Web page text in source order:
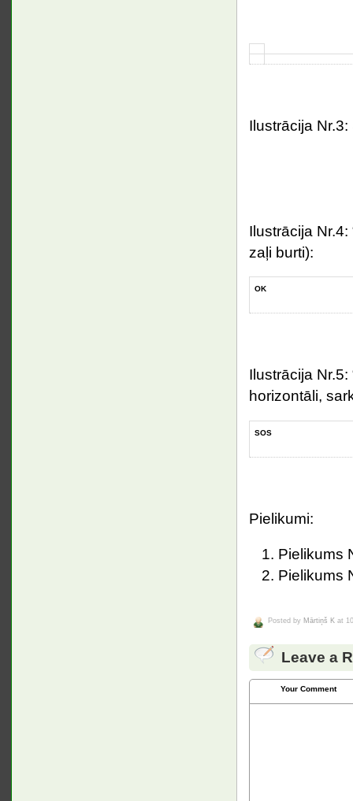
Ilustrācija
Ilustrācija
zaļi burti):
OK
Ilustrācija
horizontāli,
SOS
Pielikumi:
Pielikums
Pielikums
Posted by Mārtiņš Kat
Leave a
Your Comment